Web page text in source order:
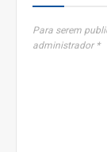
Para serem
administrador *